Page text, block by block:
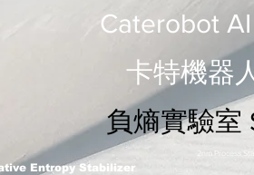
Caterobot
卡特機器
負熵實驗室
2nm Process
Entropy Stabilizer